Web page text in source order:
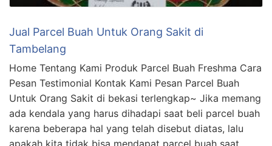
Jual Parcel Buah Untuk Orang Sakit di
Tambelang
Home Tentang Kami Produk Parcel Buah Freshma Cara
Pesan Testimonial Kontak Kami Pesan Parcel Buah
Untuk Orang Sakit di bekasi terlengkap~ Jika memang
ada kendala yang harus dihadapi saat beli parcel buah
karena beberapa hal yang telah disebut diatas, lalu
apakah kita tidak bisa mendapat parcel buah saat